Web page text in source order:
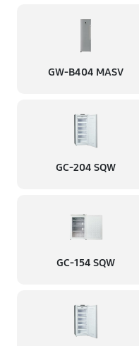
GW-B404 MASV
GC-204 SQW
GC-154 SQW